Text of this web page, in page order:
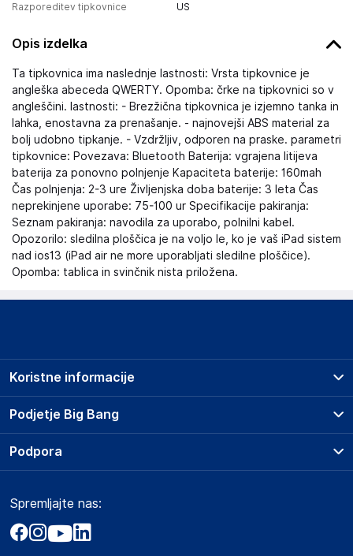
Razporeditev tipkovnice US
Opis izdelka
Ta tipkovnica ima naslednje lastnosti: Vrsta tipkovnice je
angleška abeceda QWERTY. Opomba: črke na tipkovnici so v
angleščini. lastnosti: - Brezžična tipkovnica je izjemno tanka in
lahka, enostavna za prenašanje. - najnovejši ABS material za
bolj udobno tipkanje. - Vzdržljiv, odporen na praske. parametri
tipkovnice: Povezava: Bluetooth Baterija: vgrajena litijeva
baterija za ponovno polnjenje Kapaciteta baterije: 160mah
Čas polnjenja: 2-3 ure Življenjska doba baterije: 3 leta Čas
neprekinjene uporabe: 75-100 ur Specifikacije pakiranja:
Seznam pakiranja: navodila za uporabo, polnilni kabel.
Opozorilo: sledilna ploščica je na voljo le, ko je vaš iPad sistem
nad ios13 (iPad air ne more uporabljati sledilne ploščice).
Opomba: tablica in svinčnik nista priložena.
Podjetje Big Bang
O podjetju
Obvestila za javnost
Akt o digitalnih storitvah
Koristne informacije
Prodajna mesta
Storitve
Dostava, vnos in odvoz
Zavarovanje izdelkov
Podpora
Marketplace
Kako oddati naročilo?
Spremljajte nas: